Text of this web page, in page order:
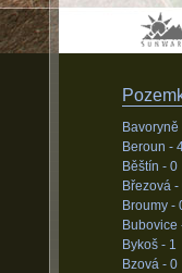
Bavoryně
Beroun -
Běštín - 0
Březová -
Broumy -
Bubovice
Bykoš - 1
Bzová - 0